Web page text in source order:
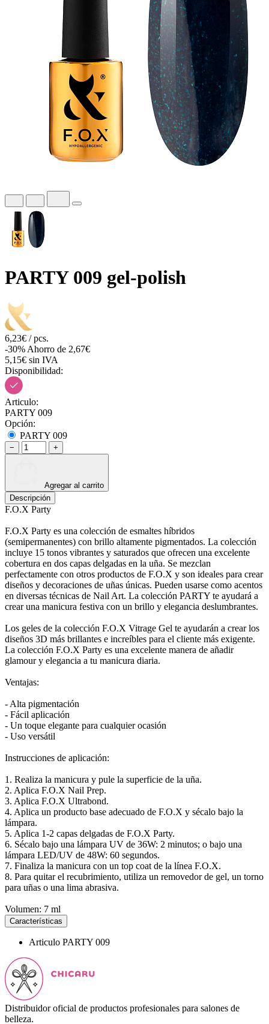
PARTY 009 gel-polish
6,23€ / pcs.
-30% Ahorro de 2,67€
5,15€ sin IVA
Disponibilidad:
Articulo:
PARTY 009
Opción:
PARTY 009
− +
Agregar al carrito
Descripción
F.O.X Party
F.O.X Party es una colección de esmaltes híbridos
(semipermanentes) con brillo altamente pigmentados. La colección
incluye 15 tonos vibrantes y saturados que ofrecen una excelente
cobertura en dos capas delgadas en la uña. Se mezclan
perfectamente con otros productos de F.O.X y son ideales para crear
diseños y decoraciones de uñas únicas. Pueden usarse como acentos
en diversas técnicas de Nail Art. La colección PARTY te ayudará a
crear una manicura festiva con un brillo y elegancia deslumbrantes.
Los geles de la colección F.O.X Vitrage Gel te ayudarán a crear los
diseños 3D más brillantes e increíbles para el cliente más exigente.
La colección F.O.X Party es una excelente manera de añadir
glamour y elegancia a tu manicura diaria.
Ventajas:
- Alta pigmentación
- Fácil aplicación
- Un toque elegante para cualquier ocasión
- Uso versátil
Instrucciones de aplicación:
1. Realiza la manicura y pule la superficie de la uña.
2. Aplica F.O.X Nail Prep.
3. Aplica F.O.X Ultrabond.
4. Aplica un producto base adecuado de F.O.X y sécalo bajo la
lámpara.
5. Aplica 1-2 capas delgadas de F.O.X Party.
6. Sécalo bajo una lámpara UV de 36W: 2 minutos; o bajo una
lámpara LED/UV de 48W: 60 segundos.
7. Finaliza la manicura con un top coat de la línea F.O.X.
8. Para quitar el recubrimiento, utiliza un removedor de gel, un torno
para uñas o una lima abrasiva.
Volumen: 7 ml
Características
Articulo PARTY 009
Distribuidor oficial de productos profesionales para salones de
belleza.